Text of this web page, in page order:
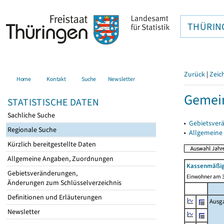
Home Kontakt Suche Newsletter
STATISTISCHE DATEN
Sachliche Suche
Regionale Suche
Kürzlich bereitgestellte Daten
Allgemeine Angaben, Zuordnungen
Gebietsveränderungen,
Änderungen zum Schlüsselverzeichnis
Definitionen und Erläuterungen
Newsletter
Zurück |
▸
▸
Einwohner am